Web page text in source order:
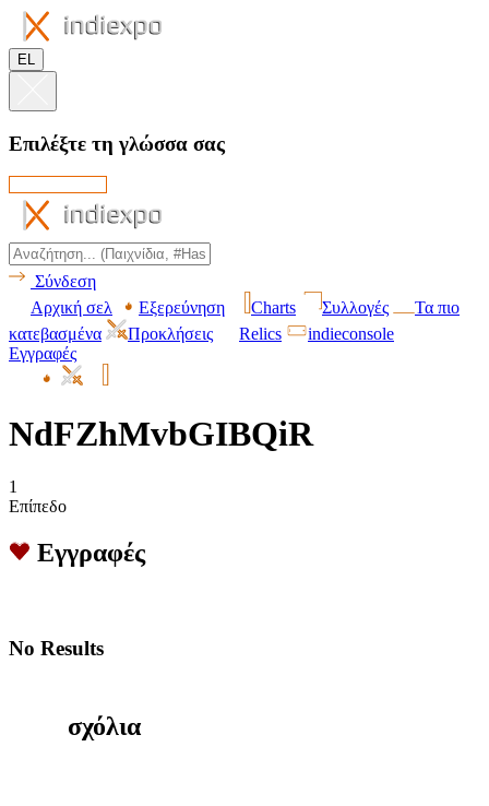
EL
Επιλέξτε τη γλώσσα σας
Σύνδεση
Αρχική σελ
Εξερεύνηση Charts Συλλογές
Τα πιο
κατεβασμένα
Προκλήσεις Relics
indieconsole
Εγγραφές
NdFZhMvbGIBQiR
1
Επίπεδο
Εγγραφές
No Results
σχόλια